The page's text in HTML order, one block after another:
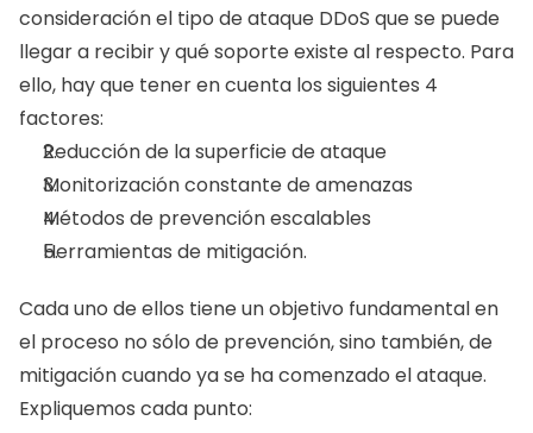
consideración el tipo de ataque DDoS que se puede
llegar a recibir y qué soporte existe al respecto. Para
ello, hay que tener en cuenta los siguientes 4
factores:
Reducción de la superficie de ataque
Monitorización constante de amenazas
Métodos de prevención escalables
Herramientas de mitigación.
Cada uno de ellos tiene un objetivo fundamental en
el proceso no sólo de prevención, sino también, de
mitigación cuando ya se ha comenzado el ataque.
Expliquemos cada punto: